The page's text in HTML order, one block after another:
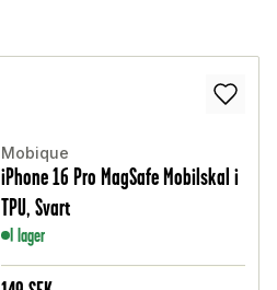
Mobique
iPhone 16 Pro MagSafe Mobilskal i
TPU, Svart
I lager